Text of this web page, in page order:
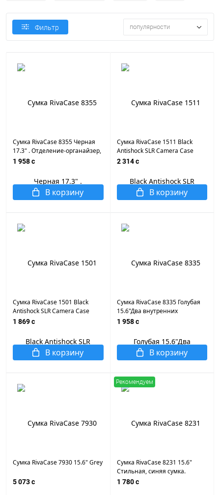
Фильтр популярности
Сумка RivaCase 8355 Черная
17.3" . Отделение-органайзер,
карман для телефона,
1 958 c
В корзину
Сумка RivaCase 1511 Black
Antishock SLR Camera Case
2 314 c
В корзину
Сумка RivaCase 1501 Black
Antishock SLR Camera Case
1 869 c
В корзину
Сумка RivaCase 8335 Голубая
15.6"Два внутренних
отделения, плечевой ремень.
1 958 c
В корзину
Сумка RivaCase 7930 15.6" Grey
5 073 c
Рекомендуем
Сумка RivaCase 8231 15.6"
Стильная, синяя сумка.
Двойная молния. Два
1 780 c